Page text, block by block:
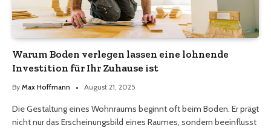
Warum Boden verlegen lassen eine lohnende
Investition für Ihr Zuhause ist
By Max Hoffmann August 21, 2025
Die Gestaltung eines Wohnraums beginnt oft beim Boden. Er prägt
nicht nur das Erscheinungsbild eines Raumes, sondern beeinflusst